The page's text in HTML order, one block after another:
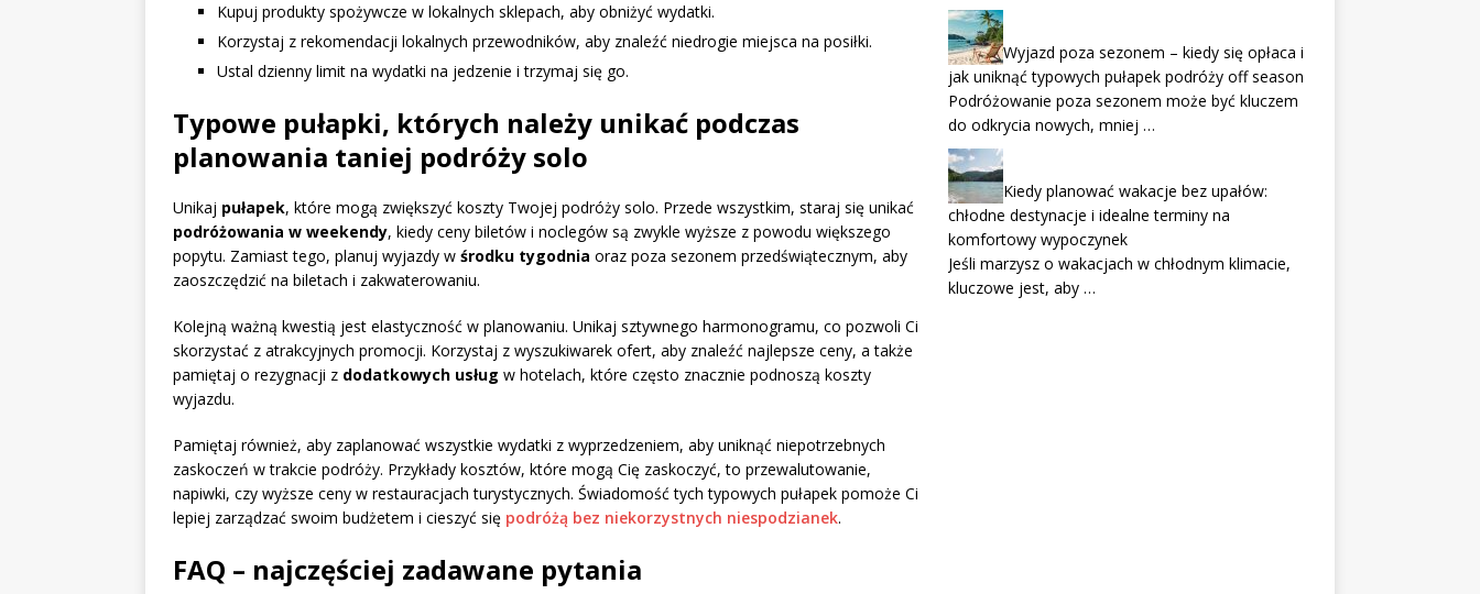
Kupuj produkty spożywcze w lokalnych sklepach, aby obniżyć wydatki.
Korzystaj z rekomendacji lokalnych przewodników, aby znaleźć niedrogie miejsca na posiłki.
Ustal dzienny limit na wydatki na jedzenie i trzymaj się go.
Typowe pułapki, których należy unikać podczas
planowania taniej podróży solo
Unikaj pułapek, które mogą zwiększyć koszty Twojej podróży solo. Przede wszystkim, staraj się unikać
podróżowania w weekendy, kiedy ceny biletów i noclegów są zwykle wyższe z powodu większego
popytu. Zamiast tego, planuj wyjazdy w środku tygodnia oraz poza sezonem przedświątecznym, aby
zaoszczędzić na biletach i zakwaterowaniu.
Kolejną ważną kwestią jest elastyczność w planowaniu. Unikaj sztywnego harmonogramu, co pozwoli Ci
skorzystać z atrakcyjnych promocji. Korzystaj z wyszukiwarek ofert, aby znaleźć najlepsze ceny, a także
pamiętaj o rezygnacji z dodatkowych usług w hotelach, które często znacznie podnoszą koszty
wyjazdu.
Pamiętaj również, aby zaplanować wszystkie wydatki z wyprzedzeniem, aby uniknąć niepotrzebnych
zaskoczeń w trakcie podróży. Przykłady kosztów, które mogą Cię zaskoczyć, to przewalutowanie,
napiwki, czy wyższe ceny w restauracjach turystycznych. Świadomość tych typowych pułapek pomoże Ci
lepiej zarządzać swoim budżetem i cieszyć się podróżą bez niekorzystnych niespodzianek.
FAQ – najczęściej zadawane pytania
Wyjazd poza sezonem – kiedy się opłaca i
jak uniknąć typowych pułapek podróży off season
Podróżowanie poza sezonem może być kluczem
do odkrycia nowych, mniej …
Kiedy planować wakacje bez upałów:
chłodne destynacje i idealne terminy na
komfortowy wypoczynek
Jeśli marzysz o wakacjach w chłodnym klimacie,
kluczowe jest, aby …